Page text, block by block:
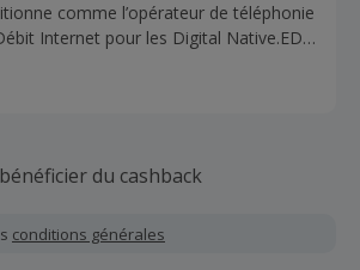
comme l’opérateur de téléphonie
Internet pour les Digital Native.ED
les offres internet, souscriptibles
du cashback
conditions générales